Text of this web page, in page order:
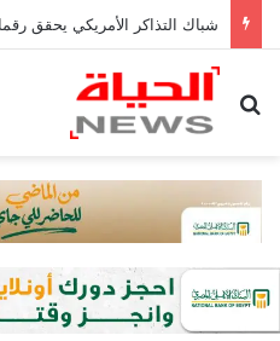
شباك التذاكر الأمريكي يحقق
بحث عن